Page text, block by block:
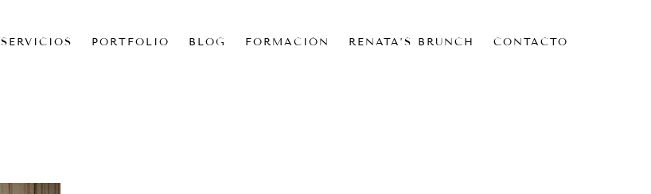
SERVICIOS PORTFOLIO BLOG FORMACIÓN RENATA’S BRUNCH CONTACTO